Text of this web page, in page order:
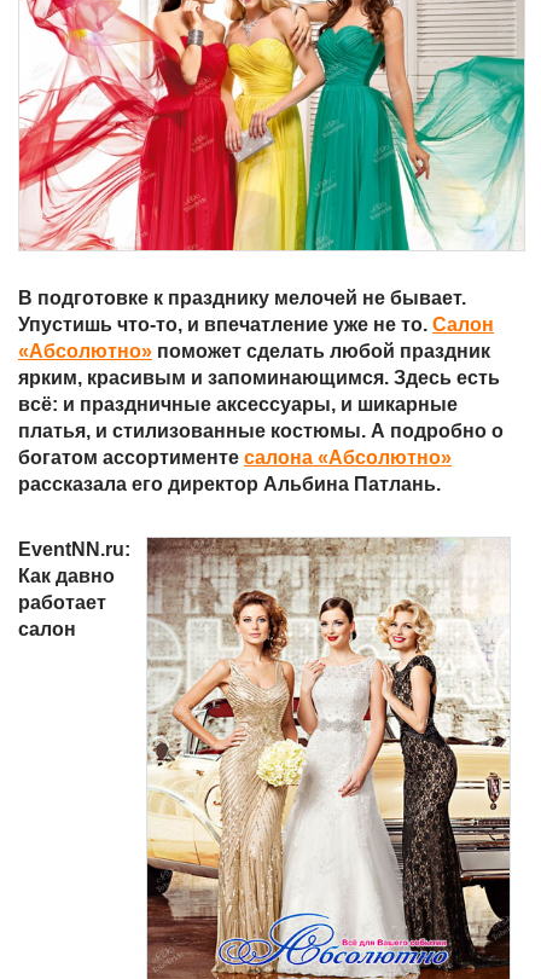
В подготовке к празднику мелочей не бывает.
Упустишь что-то, и впечатление уже не то. Салон
«Абсолютно» поможет сделать любой праздник
ярким, красивым и запоминающимся. Здесь есть
всё: и праздничные аксессуары, и шикарные
платья, и стилизованные костюмы. А подробно о
богатом ассортименте салона «Абсолютно»
рассказала его директор Альбина Патлань.
EventNN.ru:
Как давно
работает
салон